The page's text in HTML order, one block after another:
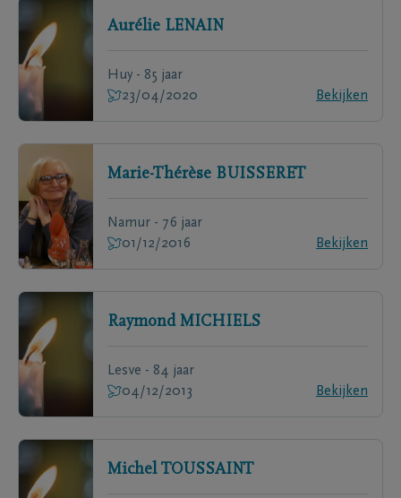
Aurélie LENAIN
Huy - 85 jaar
23/04/2020
Bekijken
Marie-Thérèse BUISSERET
Namur - 76 jaar
01/12/2016
Bekijken
Raymond MICHIELS
Lesve - 84 jaar
04/12/2013
Bekijken
Michel TOUSSAINT